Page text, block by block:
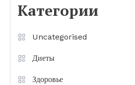
Категории
Uncategorised
Диеты
Здоровье